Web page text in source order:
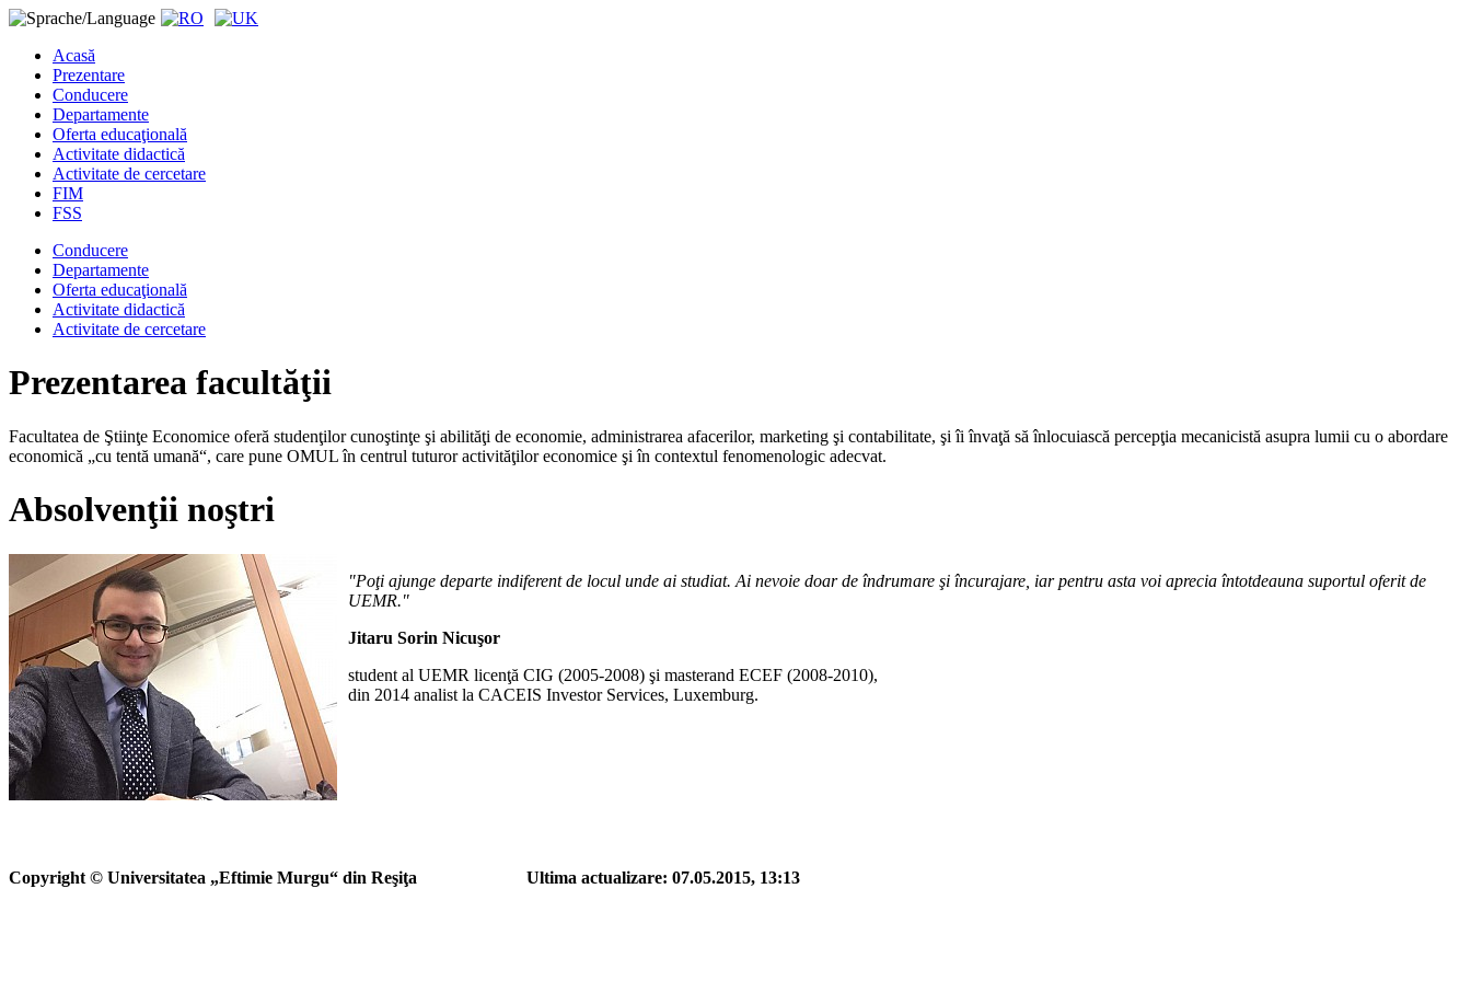
Acasă
Prezentare
Conducere
Departamente
Oferta educaţională
Activitate didactică
Activitate de cercetare
FIM
FSS
Conducere
Departamente
Oferta educaţională
Activitate didactică
Activitate de cercetare
Prezentarea facultăţii
Facultatea de Ştiinţe Economice oferă studenţilor cunoştinţe şi abilităţi de economie, administrarea afacerilor, marketing şi contabilitate, şi îi învaţă să înlocuiască percepţia mecanicistă asupra lumii cu o abordare
economică „cu tentă umană“, care pune OMUL în centrul tuturor activităţilor economice şi în contextul fenomenologic adecvat.
Absolvenţii noştri
"Poţi ajunge departe indiferent de locul unde ai studiat. Ai nevoie doar de îndrumare şi încurajare, iar pentru asta voi aprecia întotdeauna suportul oferit de
UEMR."
Jitaru Sorin Nicuşor
student al UEMR licenţă CIG (2005-2008) şi masterand ECEF (2008-2010),
din 2014 analist la CACEIS Investor Services, Luxemburg.
Copyright © Universitatea „Eftimie Murgu“ din Reşiţa Ultima actualizare: 07.05.2015, 13:13